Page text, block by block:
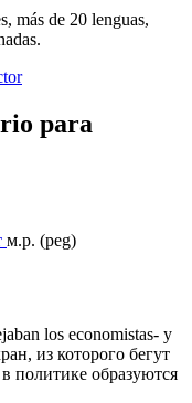
más de 20 lenguas,
para
м.р. (peg)
los economistas- y
из которого бегут
политике образуются